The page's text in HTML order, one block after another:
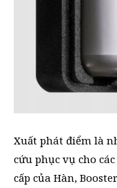
Xuất phát điểm là
cứu phục vụ cho
cấp của Hàn,